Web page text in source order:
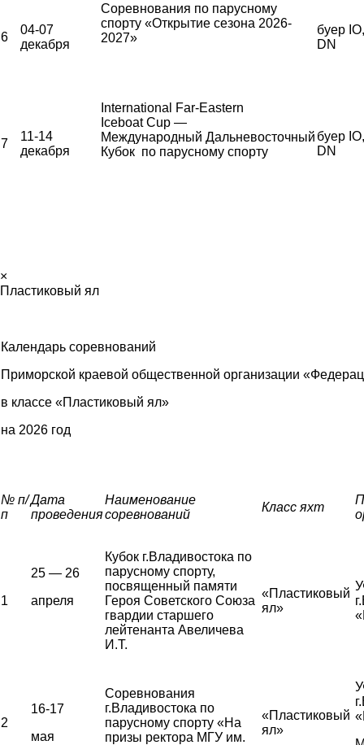
6
04-07
декабря
Соревнования по парусному
спорту «Открытие сезона 2026-
2027»
буер
DN
7
11-14
декабря
International Far-Eastern
Iceboat Cup —
Международный Дальневосточный
Кубок по парусному спорту
буер
DN
×
Пластиковый ял
Календарь соревнований
Приморской краевой общественной организации
в классе «Пластиковый ял»
на 2026 год
№ п/
п
Дата
проведения
Наименование
соревнований
Класс яхт
1
25 — 26
апреля
Кубок г.Владивостока по
парусному спорту,
посвященный памяти
Героя Советского Союза
гвардии старшего
лейтенанта Авеличева
И.Т.
«Пластиковый
ял»
2
16-17
мая
Соревнования
г.Владивостока по
парусному спорту «На
призы ректора МГУ им.
«Пластиковый
ял»